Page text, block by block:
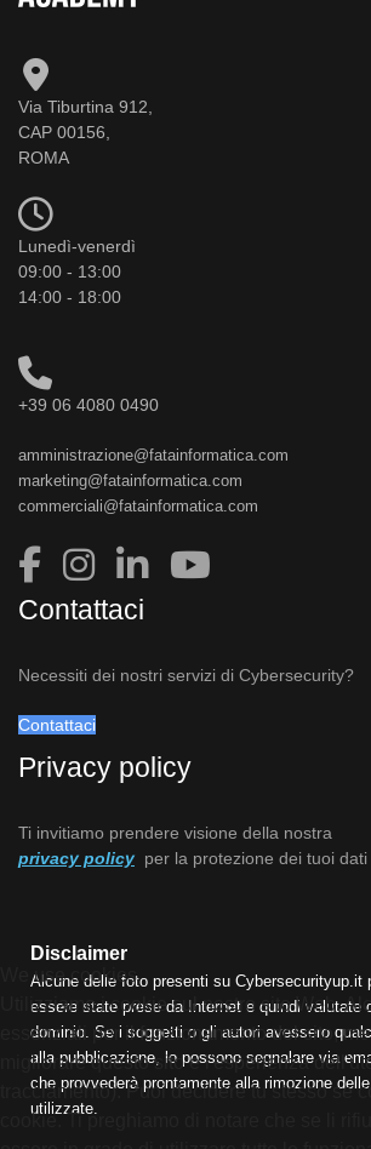
Via Tiburtina 912,
CAP 00156,
ROMA
Lunedì-venerdì
09:00 - 13:00
14:00 - 18:00
+39 06 4080 0490
amministrazione@fatainformatica.com
marketing@fatainformatica.com
commerciali@fatainformatica.com
Contattaci
Necessiti dei nostri servizi di Cybersecurity?
Contattaci
Privacy policy
Ti invitiamo prendere visione della nostra
privacy policy per la protezione dei tuoi
Disclaimer
Alcune delle foto presenti su Cybersecurityup.it
essere state prese da Internet e quindi valutate
dominio. Se i soggetti o gli autori avessero
alla pubblicazione, lo possono segnalare via
che provvederà prontamente alla rimozione
utilizzate.
We use cookies
Utilizziamo i cookie sul nostro sito Web.
essenziali per il funzionamento del sito,
migliorare questo sito e l'esperienza
tracciamento). Puoi decidere tu stesso se
cookie. Ti preghiamo di notare che se li